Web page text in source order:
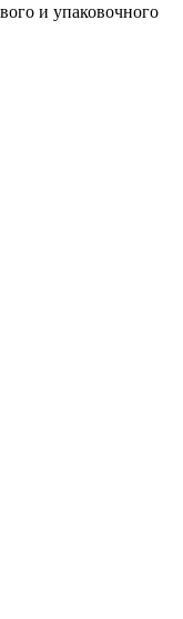
и упаковочного